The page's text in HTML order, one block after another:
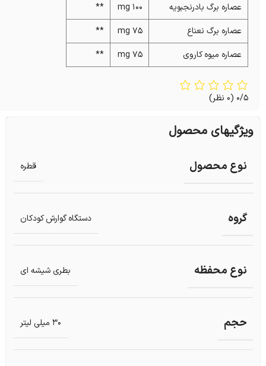
عصاره برگ بادرنجبویه
100 mg
**
عصاره برگ نعناع
75 mg
**
عصاره میوه کاروی
75 mg
**
0/5 (0 نظر)
ویژگیهای محصول
نوع محصول قطره
گروه دستگاه گوارش کودکان
نوع محفظه بطری شیشه ای
حجم 30 میلی لیتر